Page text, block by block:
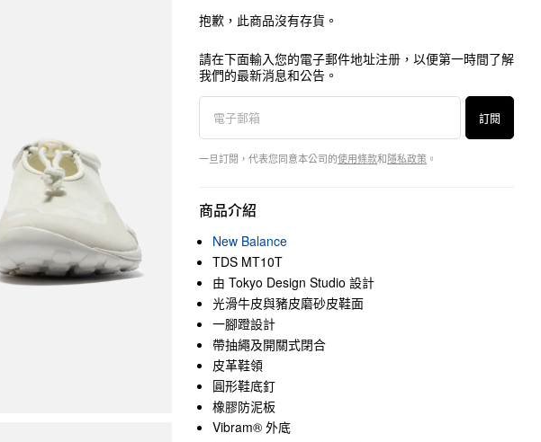
抱歉，此商品沒有存貨。
請在下面輸入您的電子郵件地址注册，以便第一時間了解
我們的最新消息和公告。
訂閱
一旦訂閱，代表您同意本公司的使用條款和隱私政策 。
商品介紹
New Balance
TDS MT10T
由 Tokyo Design Studio 設計
光滑牛皮與豬皮磨砂皮鞋面
一腳蹬設計
帶抽繩及開關式閉合
皮革鞋領
圓形鞋底釘
橡膠防泥板
Vibram® 外底